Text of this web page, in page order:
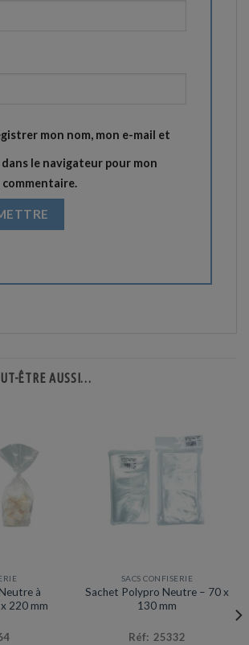
mon nom, mon e-mail et
le navigateur pour mon
ÊTRE AUSSI…
à
220 mm
SACS CONFISERIE
Sachet Polypro Neutre – 70 x
130 mm
Réf: 25332